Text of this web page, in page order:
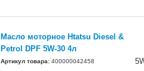
Масло моторное Htatsu Diesel &
Petrol DPF 5W-30 4л
Артикул товара: 400000042458